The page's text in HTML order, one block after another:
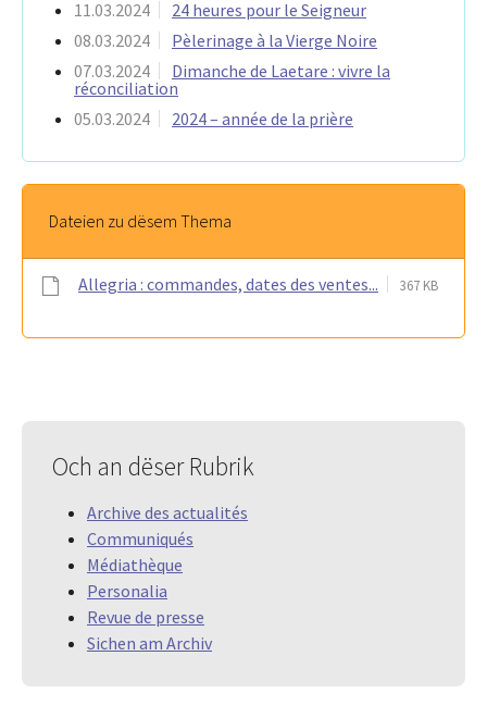
11.03.2024
24 heures pour le Seigneur
08.03.2024
Pèlerinage à la Vierge Noire
07.03.2024
Dimanche de Laetare : vivre la
réconciliation
05.03.2024
2024 – année de la prière
Dateien zu dësem Thema
Allegria : commandes, dates des ventes... 367 KB
Och an dëser Rubrik
Archive des actualités
Communiqués
Médiathèque
Personalia
Revue de presse
Sichen am Archiv